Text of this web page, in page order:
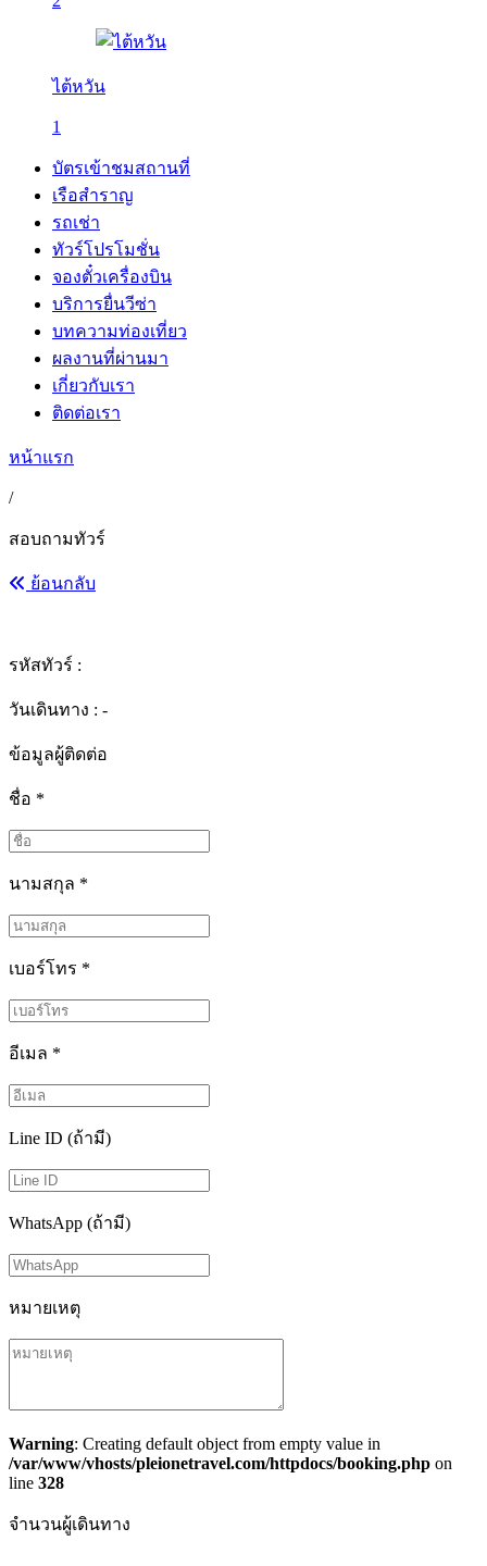
ไต้หวัน
1
บัตรเข้าชมสถานที่
เรือสำราญ
รถเช่า
ทัวร์โปรโมชั่น
จองตั๋วเครื่องบิน
บริการยื่นวีซ่า
บทความท่องเที่ยว
ผลงานที่ผ่านมา
เกี่ยวกับเรา
ติดต่อเรา
หน้าแรก
/
สอบถามทัวร์
ย้อนกลับ
รหัสทัวร์ :
วันเดินทาง : -
ข้อมูลผู้ติดต่อ
ชื่อ *
นามสกุล *
เบอร์โทร *
อีเมล *
Line ID (ถ้ามี)
WhatsApp (ถ้ามี)
หมายเหตุ
Warning: Creating default object from empty value in
/var/www/vhosts/pleionetravel.com/httpdocs/booking.php on
line 328
จำนวนผู้เดินทาง